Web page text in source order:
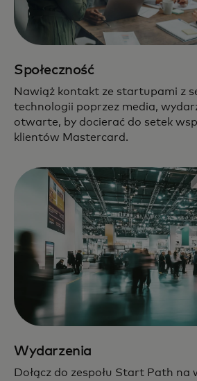
Społeczność
Nawiąż kontakt ze startupami z
technologii poprzez media,
otwarte, by docierać do setek
klientów Mastercard.
Wydarzenia
Dołącz do zespołu Start Path na